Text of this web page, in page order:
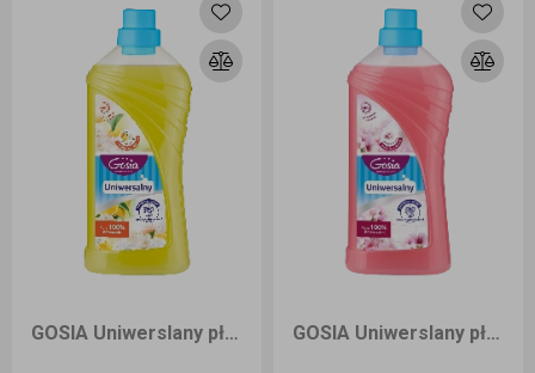
GOSIA Uniwerslany płyn do mycia powierzchni o zapachu egzotycznych cytrusów 1L GOSIA Uniwerslany płyn do mycia powierzchni o zapachu kwiatu japońskiej wiśni 1L